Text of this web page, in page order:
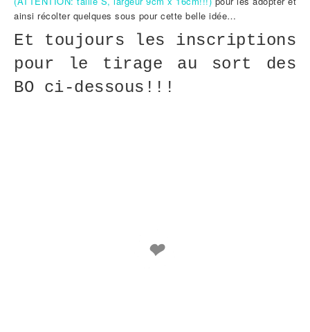
ainsi récolter quelques sous pour cette belle idée…
Et toujours les inscriptions
pour le tirage au sort des
BO ci-dessous!!!
❤